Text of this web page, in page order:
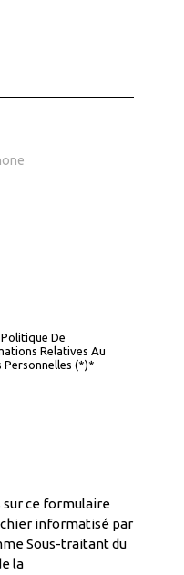
Politique De
Relatives Au
Personnelles (*)*
ce formulaire
informatisé par
Sous-traitant du
la